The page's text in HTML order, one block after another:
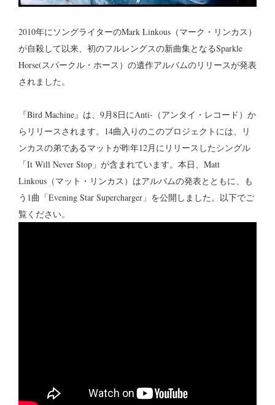
2010年にソングライターのMark Linkous（マーク・リンカス）
が自殺して以来、初のフルレングスの新曲集となるSparkle
Horse(スパークル・ホース）の遺作アルバムのリリースが発表
されました。
『Bird Machine』は、9月8日にAnti-（アンタイ・レコード）か
らリリースされます。14曲入りのこのプロジェクトには、リ
ンカスの弟であるマットが昨年12月にリリースしたシングル
「It Will Never Stop」が含まれています。本日、Matt
Linkous（マット・リンカス）はアルバムの発表とともに、も
う1曲「Evening Star Supercharger」を公開しました。以下でご
覧ください。